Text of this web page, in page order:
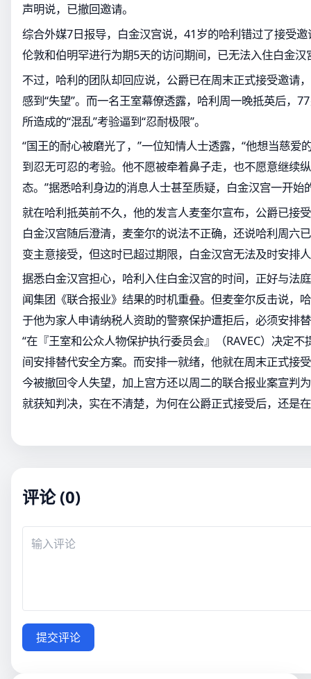
声明说，已撤回邀请。
综合外媒7日报导，白金汉宫说，41岁的哈利错过了接受
伦敦和伯明罕进行为期5天的访问期间，已无法入住白金汉
不过，哈利的团队却回应说，公爵已在周末正式接受邀请
感到“失望”。而一名王室幕僚透露，哈利周一晚抵英后，
所造成的“混乱”考验逼到“忍耐极限”。
“国王的耐心被磨光了，”一位知情人士透露，“他想当慈爱
到忍无可忍的考验。他不愿被牵着鼻子走，也不愿意继续
态。”据悉哈利身边的消息人士甚至质疑，白金汉宫一开始
就在哈利抵英前不久，他的发言人麦奎尔宣布，公爵已接
白金汉宫随后澄清，麦奎尔的说法不正确，还说哈利周六
变主意接受，但这时已超过期限，白金汉宫无法及时安排
据悉白金汉宫担心，哈利入住白金汉宫的时间，正好与法
闻集团《联合报业》结果的时机重叠。但麦奎尔反击说，
于他为家人申请纳税人资助的警察保护遭拒后，必须安排
“在『王室和公众人物保护执行委员会』（RAVEC）决定
间安排替代安全方案。而安排一就绪，他就在周末正式接
今被撤回令人失望，加上宫方还以周二的联合报业案宣判
就获知判决，实在不清楚，为何在公爵正式接受后，还是
评论 (0)
提交评论